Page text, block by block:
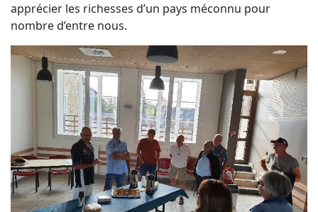
apprécier les richesses d’un pays méconnu pour
nombre d’entre nous.